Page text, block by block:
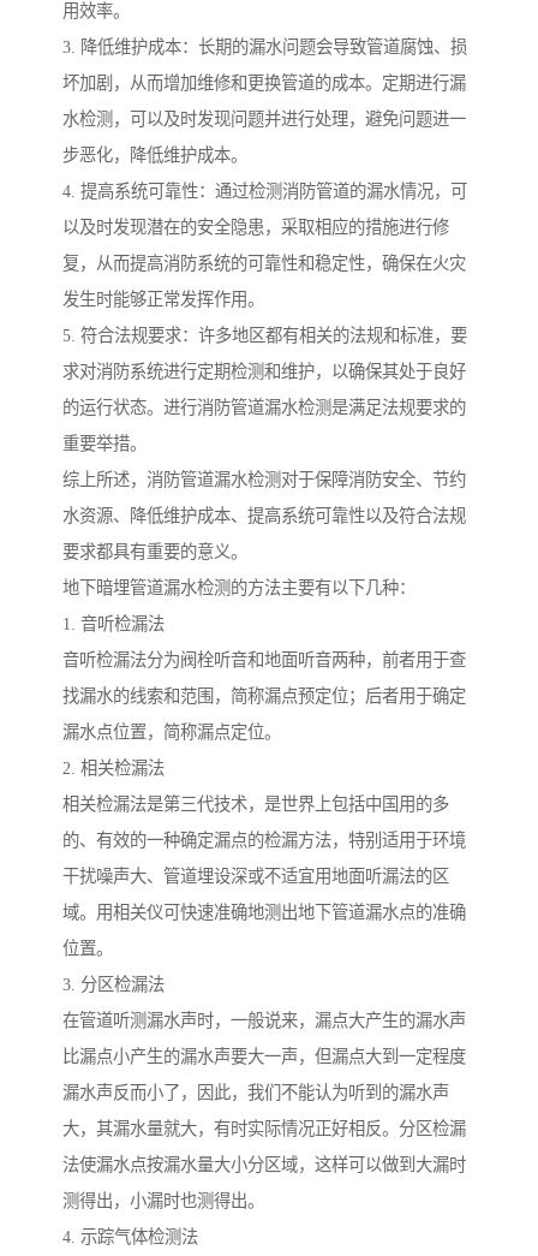
用效率。
3. 降低维护成本：长期的漏水问题会导致管道腐蚀、损
坏加剧，从而增加维修和更换管道的成本。定期进行漏
水检测，可以及时发现问题并进行处理，避免问题进一
步恶化，降低维护成本。
4. 提高系统可靠性：通过检测消防管道的漏水情况，可
以及时发现潜在的安全隐患，采取相应的措施进行修
复，从而提高消防系统的可靠性和稳定性，确保在火灾
发生时能够正常发挥作用。
5. 符合法规要求：许多地区都有相关的法规和标准，要
求对消防系统进行定期检测和维护，以确保其处于良好
的运行状态。进行消防管道漏水检测是满足法规要求的
重要举措。
综上所述，消防管道漏水检测对于保障消防安全、节约
水资源、降低维护成本、提高系统可靠性以及符合法规
要求都具有重要的意义。
地下暗埋管道漏水检测的方法主要有以下几种：
1. 音听检漏法
音听检漏法分为阀栓听音和地面听音两种，前者用于查
找漏水的线索和范围，简称漏点预定位；后者用于确定
漏水点位置，简称漏点定位。
2. 相关检漏法
相关检漏法是第三代技术，是世界上包括中国用的多
的、有效的一种确定漏点的检漏方法，特别适用于环境
干扰噪声大、管道埋设深或不适宜用地面听漏法的区
域。用相关仪可快速准确地测出地下管道漏水点的准确
位置。
3. 分区检漏法
在管道听测漏水声时，一般说来，漏点大产生的漏水声
比漏点小产生的漏水声要大一声，但漏点大到一定程度
漏水声反而小了，因此，我们不能认为听到的漏水声
大，其漏水量就大，有时实际情况正好相反。分区检漏
法使漏水点按漏水量大小分区域，这样可以做到大漏时
测得出，小漏时也测得出。
4. 示踪气体检测法